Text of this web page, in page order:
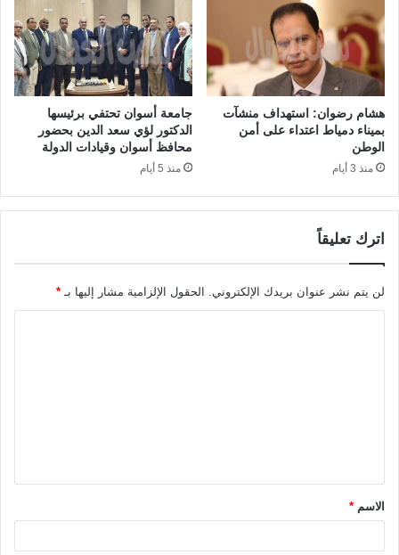
هشام رضوان: استهداف منشآت
بميناء دمياط اعتداء على أمن
الوطن
منذ 3 أيام
جامعة أسوان تحتفي برئيسها
الدكتور لؤي سعد الدين بحضور
محافظ أسوان وقيادات الدولة
منذ 5 أيام
اترك تعليقاً
لن يتم نشر عنوان بريدك الإلكتروني. الحقول الإلزامية مشار إليها بـ *
ق
*الاسم *